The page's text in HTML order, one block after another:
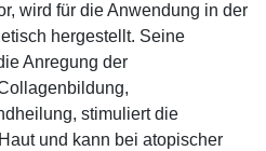
wird für die Anwendung in der
hergestellt. Seine
Anregung der
stimuliert die
und kann bei atopischer